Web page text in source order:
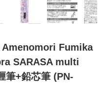
Fumika
SARASA multi
筆+鉛芯筆 (PN-